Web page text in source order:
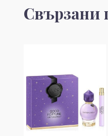
Свързани